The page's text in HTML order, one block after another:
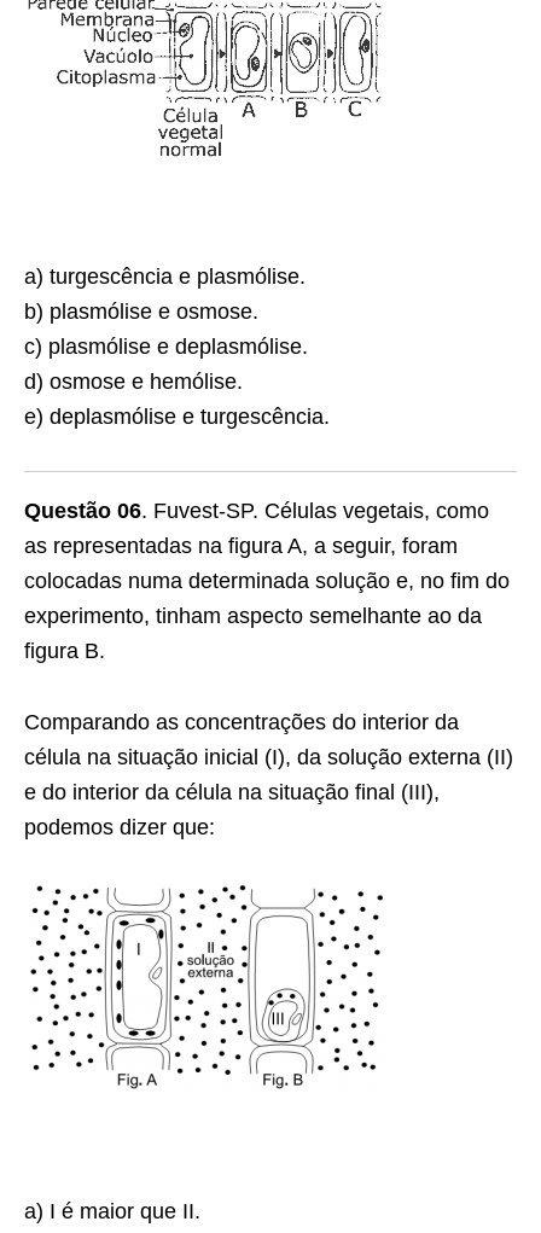
a) turgescência e plasmólise.
b) plasmólise e osmose.
c) plasmólise e deplasmólise.
d) osmose e hemólise.
e) deplasmólise e turgescência.
Questão 06. Fuvest-SP. Células vegetais, como
as representadas na figura A, a seguir, foram
colocadas numa determinada solução e, no fim do
experimento, tinham aspecto semelhante ao da
figura B.
Comparando as concentrações do interior da
célula na situação inicial (I), da solução externa (II)
e do interior da célula na situação final (III),
podemos dizer que:
a) I é maior que II.